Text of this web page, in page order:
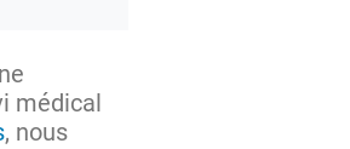
médical
, nous